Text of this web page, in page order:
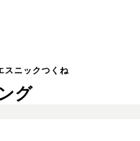
スニックつくね
グ